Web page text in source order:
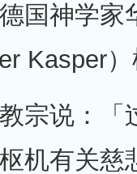
国神学家
Kasper
宗说：「
机有关